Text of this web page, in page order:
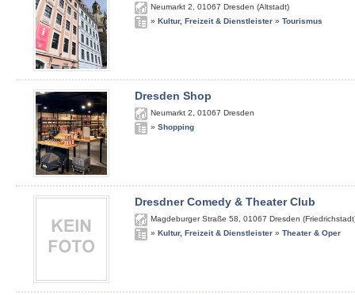
Neumarkt 2 01067 Dresden (Altstadt)
» Kultur, Freizeit & Dienstleister » Tourismus
Dresden Shop
Neumarkt 2 01067 Dresden
» Shopping
Dresdner Comedy & Theater Club
Magdeburger Straße 58 01067 Dresden
» Kultur, Freizeit & Dienstleister » Theater & Oper